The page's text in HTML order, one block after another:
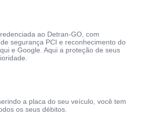
ao Detran-GO, com
segurança PCI e reconhecimento do
e Google. Aqui a proteção de seus
a placa do seu veículo, você tem
os seus débitos.